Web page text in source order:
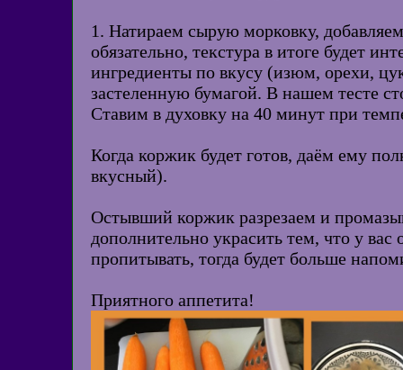
1. Натираем сырую морковку,
обязательно, текстура в итоге будет
ингредиенты по вкусу (изюм, орехи,
застеленную бумагой. В нашем тесте
Ставим в духовку на 40 минут при
Когда коржик будет готов, даём ему
вкусный).
Остывший коржик разрезаем и
дополнительно украсить тем, что у
пропитывать, тогда будет больше
Приятного аппетита!